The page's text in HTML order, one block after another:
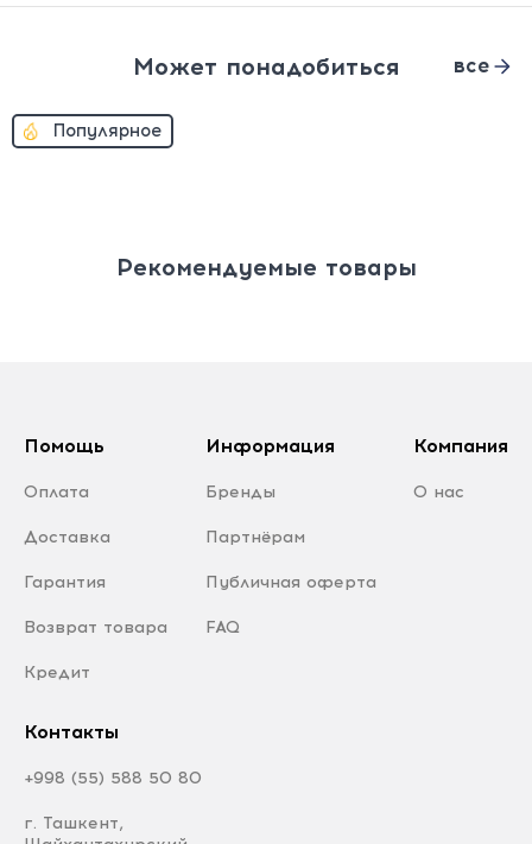
Может понадобиться все
Популярное
Рекомендуемые товары
Помощь
Оплата
Доставка
Гарантия
Возврат товара
Кредит
Информация
Бренды
Партнёрам
Публичная оферта
FAQ
Компания
О нас
Контакты
+998 (55) 588 50 80
г. Ташкент,